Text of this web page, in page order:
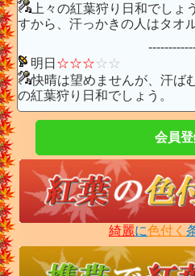
上々の紅葉狩り日和でしょ
すから、汗っかきの人はタオ
明日 ☆☆☆☆ ☆
快晴は望めませんが、汗ば
の紅葉狩り日和でしょう。
会員
綺麗に色付く